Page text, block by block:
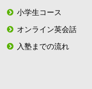
小学生コース
オンライン英会話
入塾までの流れ